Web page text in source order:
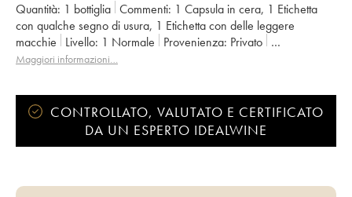
Quantità: 1 bottiglia Commenti: 1 Capsula in cera, 1 Etichetta
con qualche segno di usura, 1 Etichetta con delle leggere
macchie
Livello: 1 Normale Provenienza:
privato
IVA detraibile:
no
Proprietario: Jean-Baptiste Semmartin
Maggiori informazioni…
CONTROLLATO, VALUTATO E CERTIFICATO
DA UN ESPERTO IDEALWINE